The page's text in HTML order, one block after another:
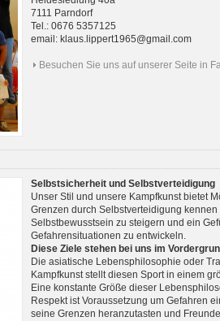
7111 Parndorf
Tel.: 0676 5357125
email: klaus.lippert1965@gmail.com
Besuchen Sie uns auf unserer Seite in
Selbstsicherheit und Selbstverteidigung
Unser Stil und unsere Kampfkunst bietet
Grenzen durch Selbstverteidigung
Selbstbewusstsein zu steigern und ein
Gefahrensituationen zu entwickeln.
Diese Ziele stehen bei uns im
Die asiatische Lebensphilosophie oder
Kampfkunst stellt diesen Sport in einem
Eine konstante Größe dieser
Respekt ist Voraussetzung um Gefahren
seine Grenzen heranzutasten und